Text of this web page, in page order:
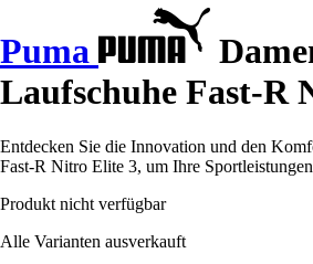
Puma
Laufschuhe Fast-R
Entdecken Sie die Innovation und den
Fast-R Nitro Elite 3, um Ihre
Produkt nicht verfügbar
Alle Varianten ausverkauft